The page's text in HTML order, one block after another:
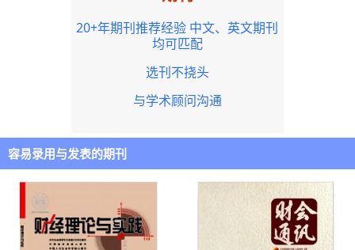
20+年期刊推荐经验 中文、英文期刊
均可匹配
选刊不挠头
与学术顾问沟通
容易录用与发表的期刊